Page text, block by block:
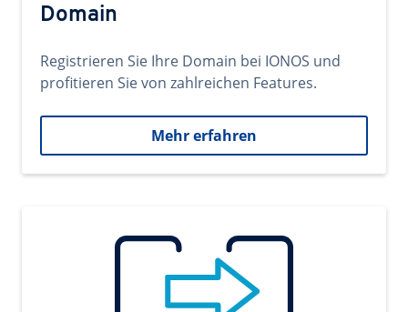
Domain
Registrieren Sie Ihre Domain bei IONOS und
profitieren Sie von zahlreichen Features.
Mehr erfahren